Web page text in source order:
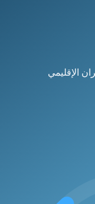
الإقليمي